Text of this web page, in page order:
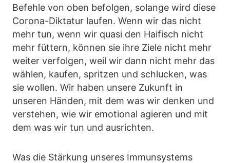
Befehle von oben befolgen, solange wird diese
Corona-Diktatur laufen. Wenn wir das nicht
mehr tun, wenn wir quasi den Haifisch nicht
mehr füttern, können sie ihre Ziele nicht mehr
weiter verfolgen, weil wir dann nicht mehr das
wählen, kaufen, spritzen und schlucken, was
sie wollen. Wir haben unsere Zukunft in
unseren Händen, mit dem was wir denken und
verstehen, wie wir emotional agieren und mit
dem was wir tun und ausrichten.
Was die Stärkung unseres Immunsystems